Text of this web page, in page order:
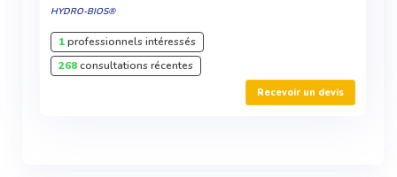
HYDRO-BIOS®
1professionnels intéressés
268consultations récentes
Recevoir un devis